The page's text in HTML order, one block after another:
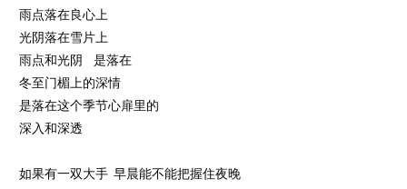
雨点落在良心上
光阴落在雪片上
雨点和光阴 是落在
冬至门楣上的深情
是落在这个季节心扉里的
深入和深透
如果有一双大手 早晨能不能把握住夜晚